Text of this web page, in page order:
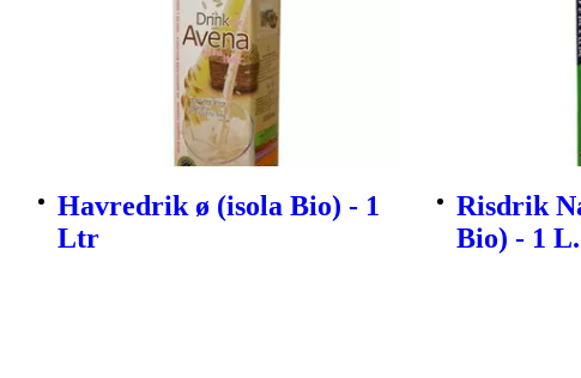
Havredrik ø (isola Bio) - 1
Ltr
Risdrik
Bio) - 1 L.